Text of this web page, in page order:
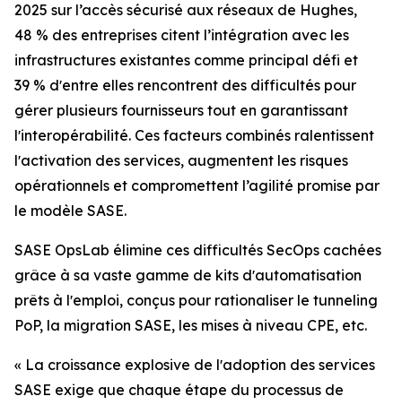
2025 sur l’accès sécurisé aux réseaux de Hughes,
48 % des entreprises citent l’intégration avec les
infrastructures existantes comme principal défi et
39 % dʼentre elles rencontrent des difficultés pour
gérer plusieurs fournisseurs tout en garantissant
lʼinteropérabilité. Ces facteurs combinés ralentissent
lʼactivation des services, augmentent les risques
opérationnels et compromettent l’agilité promise par
le modèle SASE.
SASE OpsLab élimine ces difficultés SecOps cachées
grâce à sa vaste gamme de kits dʼautomatisation
prêts à lʼemploi, conçus pour rationaliser le tunneling
PoP, la migration SASE, les mises à niveau CPE, etc.
« La croissance explosive de lʼadoption des services
SASE exige que chaque étape du processus de